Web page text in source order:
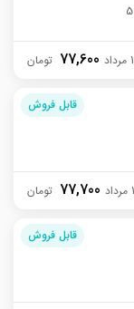
77,600
قابل فروش
77,700
قابل فروش